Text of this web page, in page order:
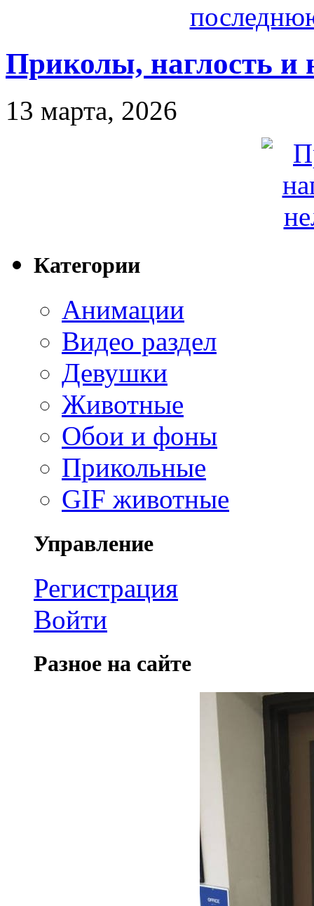
Приколы, наглость и
13 марта, 2026
Категории
Анимации
Видео раздел
Девушки
Животные
Обои и фоны
Прикольные
GIF животные
Управление
Регистрация
Войти
Разное на сайте